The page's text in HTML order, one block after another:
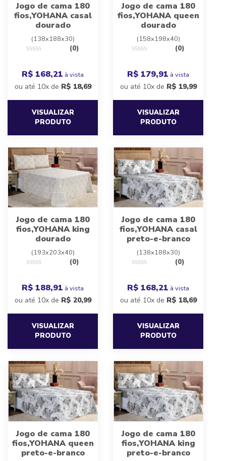
Jogo de cama 180
fios,YOHANA casal
dourado
(138x188x30)
(0)
R$ 168,21 à vista
ou até 10x de R$ 18,69
VISUALIZAR
PRODUTO
Jogo de cama 180
fios,YOHANA queen
dourado
(158x198x40)
(0)
R$ 179,91 à vista
ou até 10x de R$ 19,99
VISUALIZAR
PRODUTO
Jogo de cama 180
fios,YOHANA king
dourado
(193x203x40)
(0)
R$ 188,91 à vista
ou até 10x de R$ 20,99
VISUALIZAR
PRODUTO
Jogo de cama 180
fios,YOHANA casal
preto-e-branco
(138x188x30)
(0)
R$ 168,21 à vista
ou até 10x de R$ 18,69
VISUALIZAR
PRODUTO
Jogo de cama 180
fios,YOHANA queen
preto-e-branco
Jogo de cama 180
fios,YOHANA king
preto-e-branco